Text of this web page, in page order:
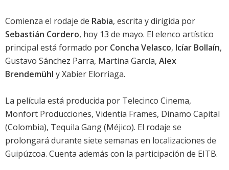
Comienza el rodaje de Rabia, escrita y dirigida por
Sebastián Cordero, hoy 13 de mayo. El elenco artístico
principal está formado por Concha Velasco, Icíar Bollaín,
Gustavo Sánchez Parra, Martina García, Alex
Brendemühl yXabier Elorriaga.
La película está producida por Telecinco Cinema,
Monfort Producciones, Videntia Frames, Dinamo Capital
(Colombia), Tequila Gang (Méjico). El rodaje se
prolongará durante siete semanas en localizaciones de
Guipúzcoa. Cuenta además con la participación de EITB.